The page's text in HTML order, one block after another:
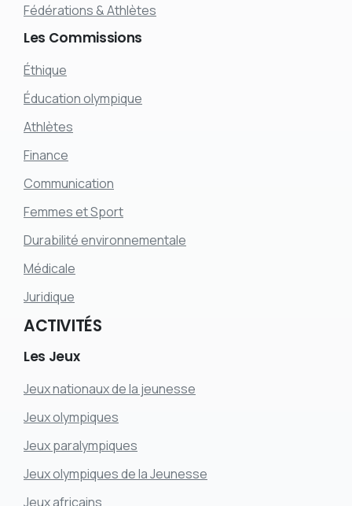
Fédérations & Athlètes
Les Commissions
Éthique
Éducation olympique
Athlètes
Finance
Communication
Femmes et Sport
Durabilité environnementale
Médicale
Juridique
ACTIVITÉS
Les Jeux
Jeux nationaux de la jeunesse
Jeux olympiques
Jeux paralympiques
Jeux olympiques de la Jeunesse
Jeux africains